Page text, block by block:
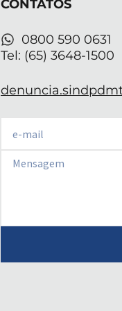
p
CONTATOS
0800 590 0631
Tel: (65) 3648-1500
Email